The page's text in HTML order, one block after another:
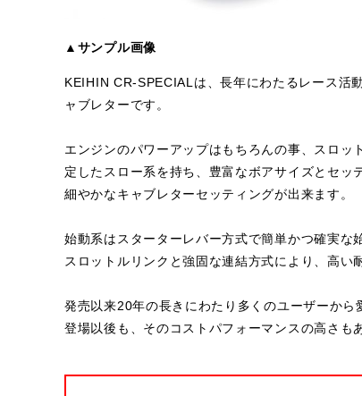
▲サンプル画像
KEIHIN CR-SPECIALは、長年にわたるレース活
ャブレターです。
エンジンのパワーアップはもちろんの事、スロ
定したスロー系を持ち、豊富なボアサイズとセ
細やかなキャブレターセッティングが出来ます。
始動系はスターターレバー方式で簡単かつ確実な
スロットルリンクと強固な連結方式により、高い
発売以来20年の長きにわたり多くのユーザーか
登場以後も、そのコストパフォーマンスの高さも